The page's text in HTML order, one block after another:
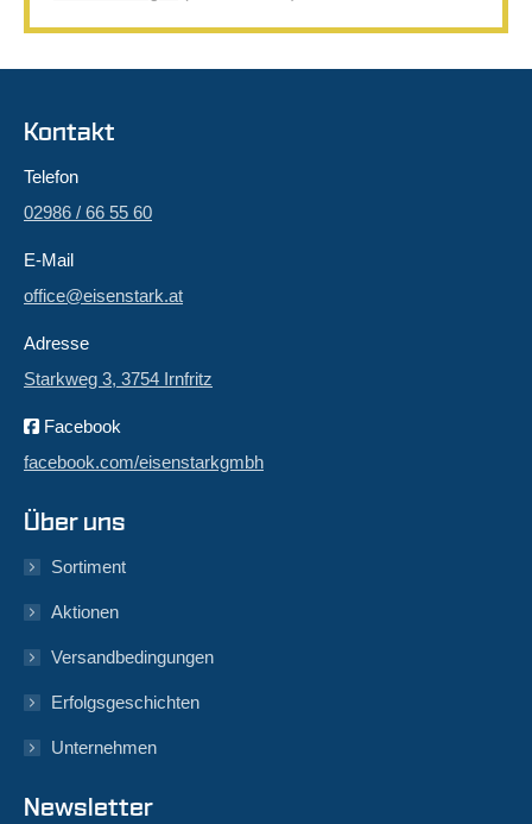
Kontakt
Telefon
02986 / 66 55 60
E-Mail
office@eisenstark.at
Adresse
Starkweg 3, 3754 Irnfritz
Facebook
facebook.com/eisenstarkgmbh
Über uns
Sortiment
Aktionen
Versandbedingungen
Erfolgsgeschichten
Unternehmen
Newsletter